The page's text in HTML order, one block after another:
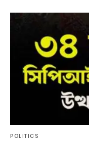
POLITICS